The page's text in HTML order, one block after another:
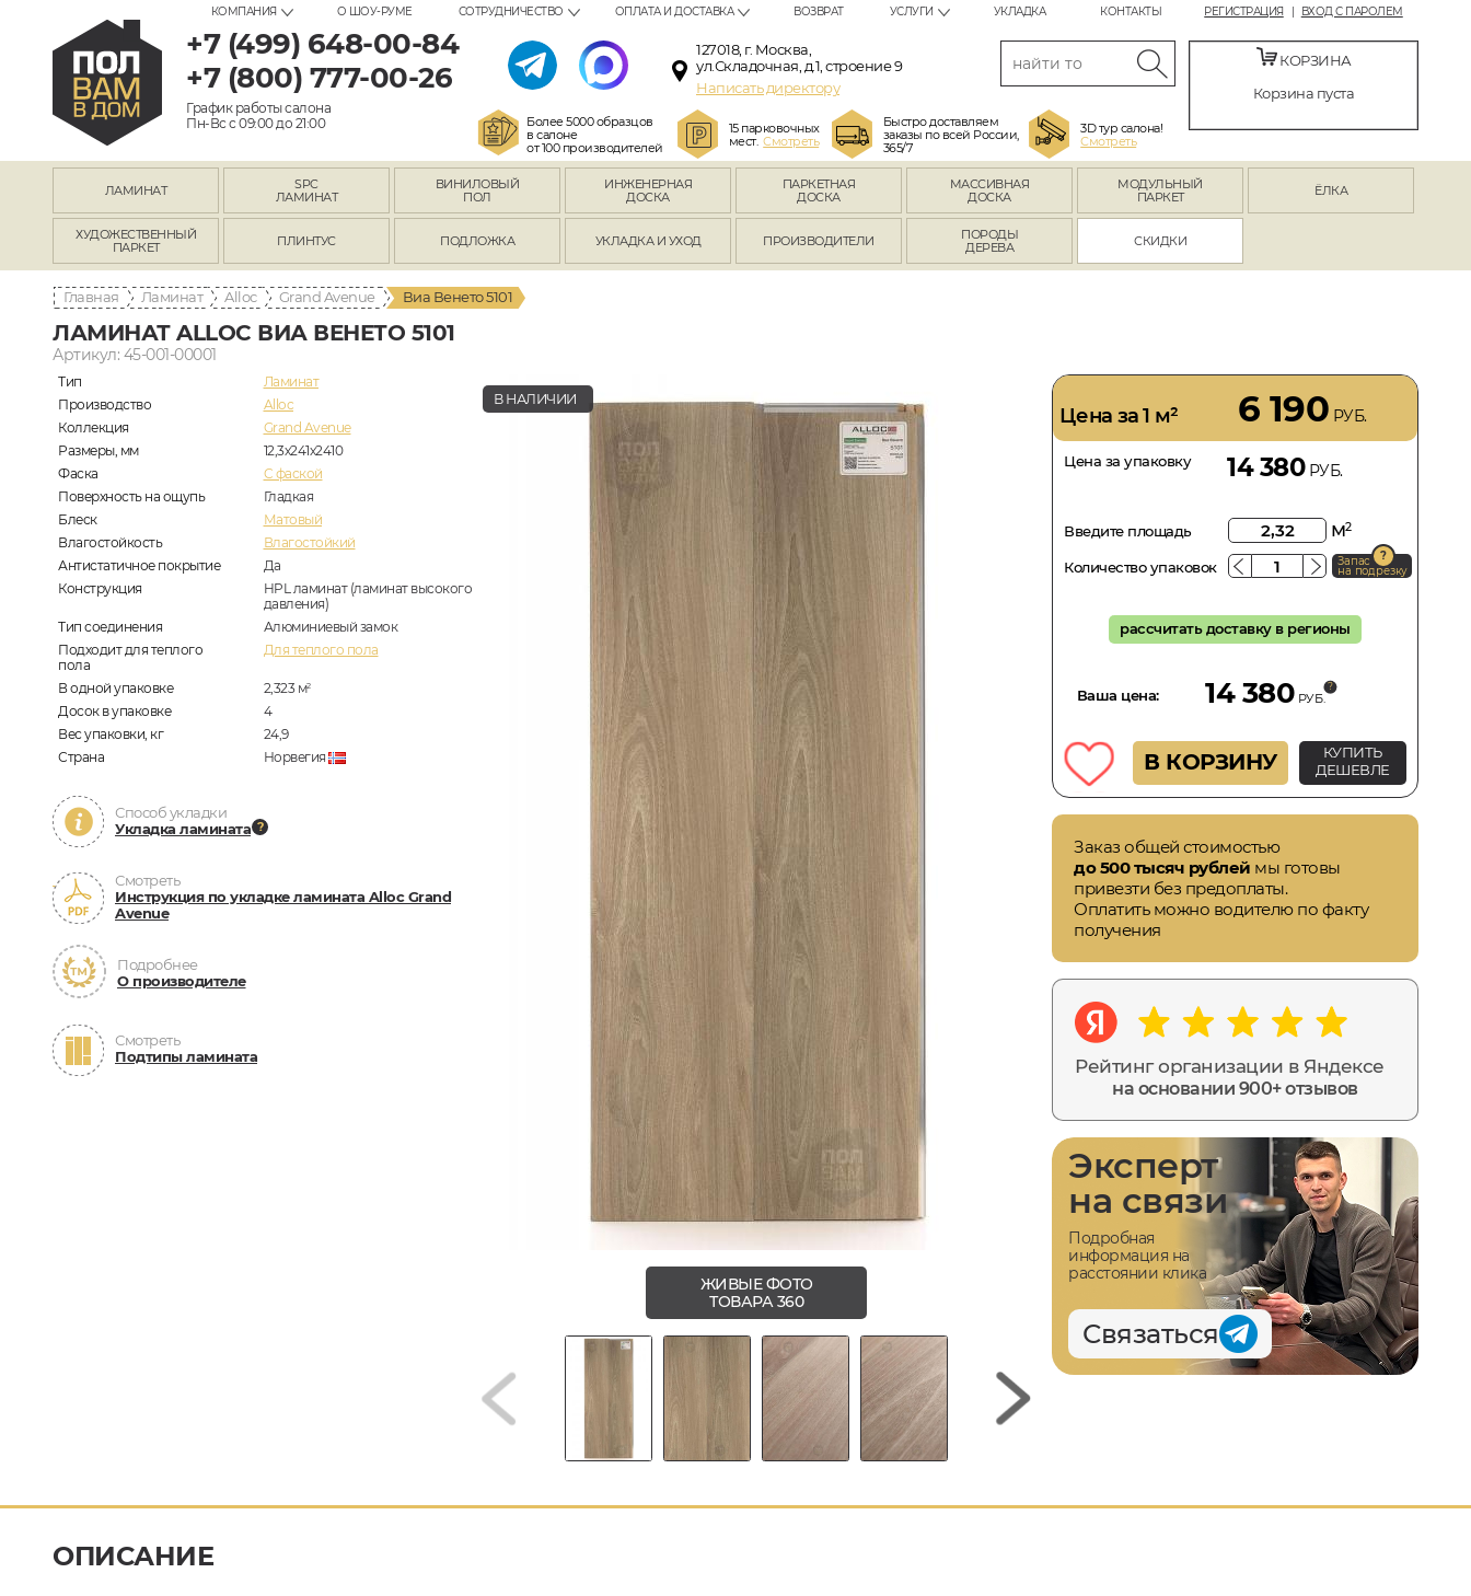
РЕГИСТРАЦИЯ ВХОД С ПАРОЛЕМ
КОМПАНИЯ О ШОУ-РУМЕ СОТРУДНИЧЕСТВО ОПЛАТА И ДОСТАВКА ВОЗВРАТ УСЛУГИ УКЛАДКА КОНТАКТЫ
+7 (499) 648-00-84
+7 (800) 777-00-26
График работы салона
Пн-Вс с 09:00 до 21:00
127018, г. Москва,
ул.Складочная, д.1, строение 9
Написать директору
Более 5000 образцов
в салоне
от 100 производителей
15 парковочных
мест.Смотреть
Быстро доставляем
заказы по всей России,
365/7
3D тур салона!
Смотреть
КОРЗИНА
Корзина пуста
ЛАМИНАТ
SPC
ЛАМИНАТ
ВИНИЛОВЫЙ
ПОЛ
ИНЖЕНЕРНАЯ
ДОСКА
ПАРКЕТНАЯ
ДОСКА
МАССИВНАЯ
ДОСКА
МОДУЛЬНЫЙ
ПАРКЕТ
ЁЛКА
ХУДОЖЕСТВЕННЫЙ
ПАРКЕТ
ПЛИНТУС ПОДЛОЖКА УКЛАДКА И УХОД ПРОИЗВОДИТЕЛИ
ПОРОДЫ
ДЕРЕВА
СКИДКИ
Главная Ламинат Alloc Grand Avenue Виа Венето 5101
ЛАМИНАТ ALLOC ВИА ВЕНЕТО 5101
Артикул: 45-001-00001
Тип
Ламинат
Производство
Alloc
Коллекция
Grand Avenue
Размеры, мм
12,3х241х2410
Фаска
C фаской
Поверхность на ощупь
Гладкая
Блеск
Матовый
Влагостойкость
Влагостойкий
Антистатичное покрытие
Да
Конструкция
HPL ламинат (ламинат высокого
давления)
Тип соединения
Алюминиевый замок
Подходит для теплого
пола
Для теплого пола
В одной упаковке 2,323 м2
Досок в упаковке
4
Вес упаковки, кг
24,9
Страна
Норвегия
Способ укладки
Укладка ламината
Смотреть
Инструкция по укладке ламината Alloc Grand
Avenue
Подробнее
О производителе
Смотреть
Подтипы ламината
В НАЛИЧИИ
ЖИВЫЕ ФОТО
ТОВАРА 360
Цена за 1 м² 6 190 РУБ.
Цена за упаковку 14 380РУБ.
Введите площадь м2
Количество упаковок Запас
на подрезку
рассчитать доставку в регионы
Ваша цена: 14 380 РУБ.
В КОРЗИНУ
КУПИТЬ
ДЕШЕВЛЕ
Заказ общей стоимостью
до 500 тысяч рублей мы готовы
привезти без предоплаты.
Оплатить можно водителю по факту
получения
Рейтинг организации в Яндексе
на основании 900+ отзывов
Эксперт
на связи
Подробная
информация на
расстоянии клика
Связаться
ОПИСАНИЕ